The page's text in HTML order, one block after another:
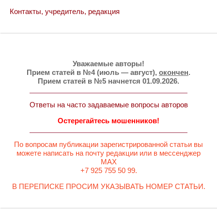
Контакты, учредитель, редакция
Уважаемые авторы!
Прием статей в №4 (июль — август), окончен.
Прием статей в №5 начнется 01.09.2026.
Ответы на часто задаваемые вопросы авторов
Остерегайтесь мошенников!
По вопросам публикации зарегистрированной статьи вы
можете написать на почту редакции или в мессенджер
MAX
+7 925 755 50 99.
В ПЕРЕПИСКЕ ПРОСИМ УКАЗЫВАТЬ НОМЕР СТАТЬИ.